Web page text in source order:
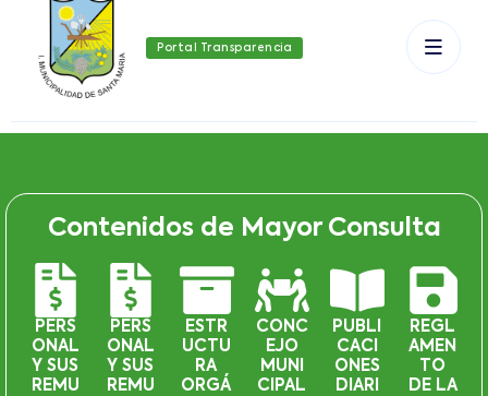
Portal Transparencia
Contenidos de Mayor Consulta
PERS
ONAL
Y SUS
REMU
PERS
ONAL
Y SUS
REMU
ESTR
UCTU
RA
ORGÁ
CONC
EJO
MUNI
CIPAL
PUBLI
CACI
ONES
DIARI
REGL
AMEN
TO
DE LA